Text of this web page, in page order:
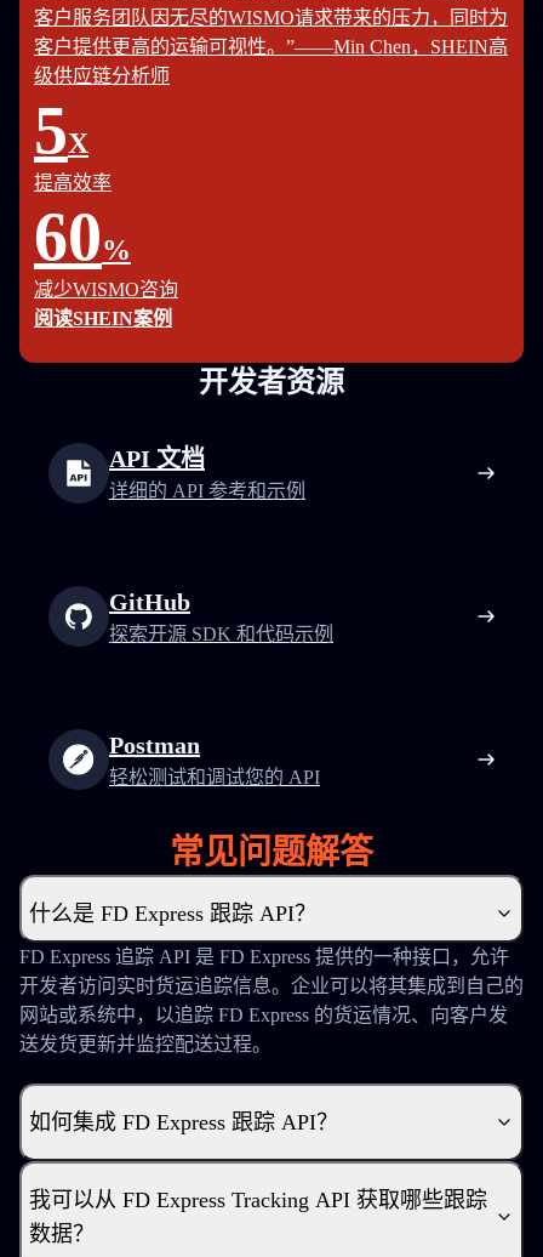
客户服务团队因无尽的WISMO请求带来的压力，同时为
客户提供更高的运输可视性。”——Min Chen，SHEIN高
级供应链分析师
5X
提高效率
60%
减少WISMO咨询
阅读SHEIN案例
开发者资源
API 文档
详细的 API 参考和示例
GitHub
探索开源 SDK 和代码示例
Postman
轻松测试和调试您的 API
常见问题解答
什么是 FD Express 跟踪 API？
FD Express 追踪 API 是 FD Express 提供的一种接口，允许
开发者访问实时货运追踪信息。企业可以将其集成到自己的
网站或系统中，以追踪 FD Express 的货运情况、向客户发
送发货更新并监控配送过程。
如何集成 FD Express 跟踪 API？
我可以从 FD Express Tracking API 获取哪些跟踪
数据？